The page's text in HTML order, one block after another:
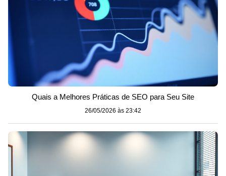
Quais a Melhores Práticas de SEO para Seu Site
26/05/2026 às 23:42